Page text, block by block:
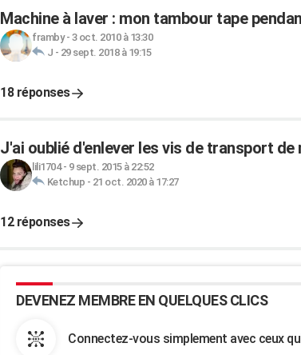
Machine à laver : mon tambour tape
framby- 3 oct. 2010 à 13:30
J - 29 sept. 2018 à 19:15
18 réponses
J'ai oublié d'enlever les vis de transport de
lili1704- 9 sept. 2015 à 22:52
Ketchup - 21 oct. 2020 à 17:27
12 réponses
DEVENEZ MEMBRE EN QUELQUES CLICS
Connectez-vous simplement avec ceux